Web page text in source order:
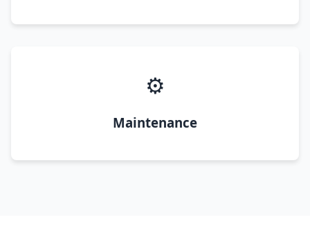
⚙️
Maintenance